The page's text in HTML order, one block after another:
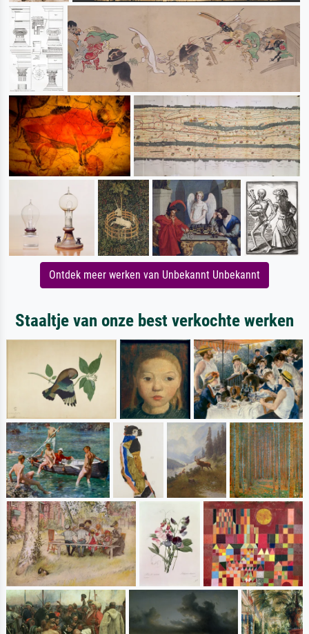
Ontdek meer werken van Unbekannt Unbekannt
Staaltje van onze best verkochte werken